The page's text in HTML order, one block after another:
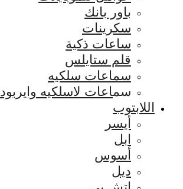
باور بانك
سكرينات
ساعات ذكية
قلم ستايلس
سماعات سلكيه
سماعات لاسلكيه
اللابتوب
أيسر
ابل
أسوس
ديل